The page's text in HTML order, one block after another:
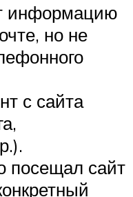
информацию
но не
с сайта
посещал сайт